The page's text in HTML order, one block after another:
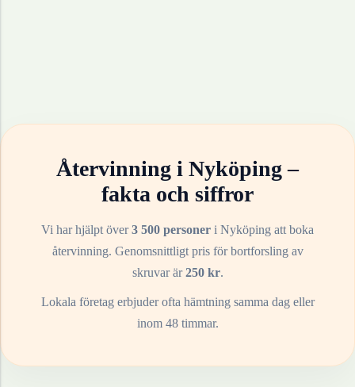
Återvinning i Nyköping–
fakta och siffror
Vi har hjälpt över3 500 personer i Nyköping att boka
återvinning. Genomsnittligt pris för bortforsling av
skruvarär250kr.
Lokala företag erbjuder ofta hämtning samma dag eller
inom 48 timmar.